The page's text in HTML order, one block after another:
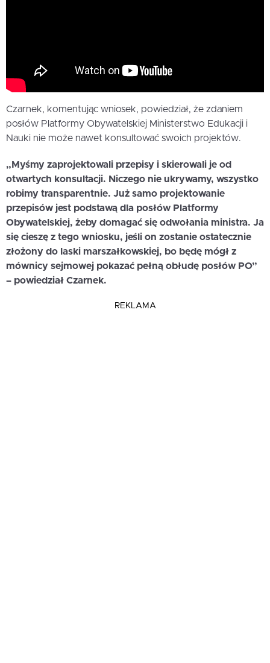
Czarnek, komentując wniosek, powiedział, że zdaniem
posłów Platformy Obywatelskiej Ministerstwo Edukacji i
Nauki nie może nawet konsultować swoich projektów.
„Myśmy zaprojektowali przepisy i skierowali je od
otwartych konsultacji. Niczego nie ukrywamy, wszystko
robimy transparentnie. Już samo projektowanie
przepisów jest podstawą dla posłów Platformy
Obywatelskiej, żeby domagać się odwołania ministra. Ja
się cieszę z tego wniosku, jeśli on zostanie ostatecznie
złożony do laski marszałkowskiej, bo będę mógł z
mównicy sejmowej pokazać pełną obłudę posłów PO”
– powiedział Czarnek.
REKLAMA